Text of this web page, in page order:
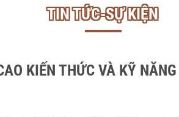
TIN TỨC-SỰ KIỆN
KIẾN THỨC VÀ KỸ